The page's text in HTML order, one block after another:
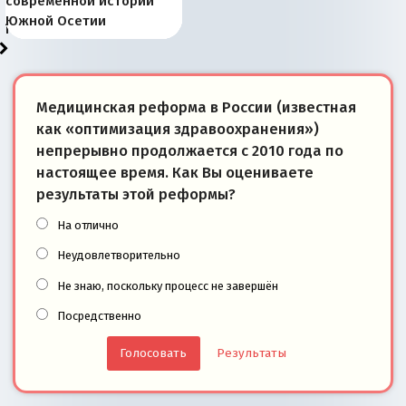
тем, что они -
победители
«переобувании» хозяев
суверенной экономике
Анкориджа
внутренней политике
отношениям с Россией?
Южной Осетии
Медицинская реформа в России (известная
как «оптимизация здравоохранения»)
непрерывно продолжается с 2010 года по
настоящее время. Как Вы оцениваете
результаты этой реформы?
На отлично
Неудовлетворительно
Не знаю, поскольку процесс не завершён
Посредственно
Результаты